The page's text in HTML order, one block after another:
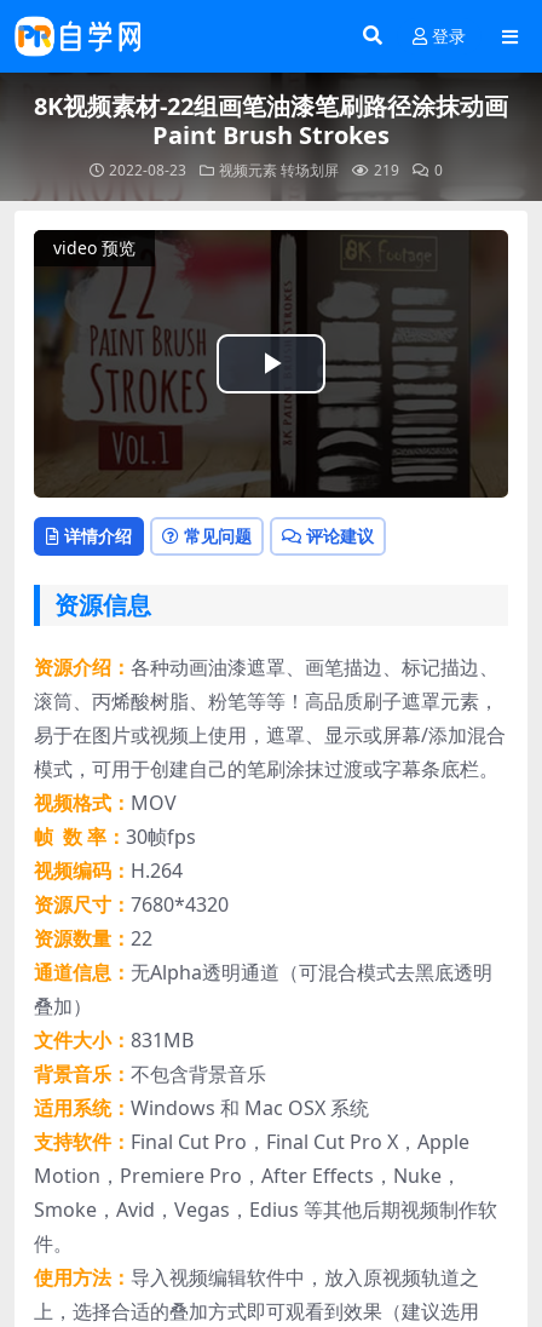
登录
8K视频素材-22组画笔油漆笔刷路径涂抹动画
Paint Brush Strokes
2022-08-23 视频元素转场划屏 219 0
video 预览
Play
Video
详情介绍 常见问题 评论建议
资源信息
资源介绍： 各种动画油漆遮罩、画笔描边、标记描边、
滚筒、丙烯酸树脂、粉笔等等！高品质刷子遮罩元素，
易于在图片或视频上使用，遮罩、显示或屏幕/添加混合
模式，可用于创建自己的笔刷涂抹过渡或字幕条底栏。
视频格式： MOV
帧 数 率： 30帧fps
视频编码： H.264
资源尺寸： 7680*4320
资源数量： 22
通道信息： 无Alpha透明通道（可混合模式去黑底透明
叠加）
文件大小： 831MB
背景音乐： 不包含背景音乐
适用系统： Windows 和 Mac OSX 系统
支持软件： Final Cut Pro，Final Cut Pro X，Apple
Motion，Premiere Pro，After Effects，Nuke，
Smoke，Avid，Vegas，Edius 等其他后期视频制作软
件。
使用方法： 导入视频编辑软件中，放入原视频轨道之
上，选择合适的叠加方式即可观看到效果（建议选用